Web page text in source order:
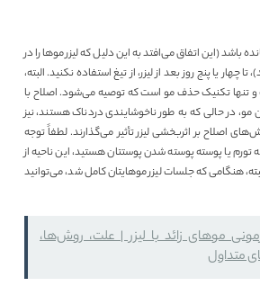
باشد (این اتفاق می‌افتد به این دلیل که لیزر موها را در
یا پنج روز بعد از لیزر، از تیغ استفاده نکنید. البته،
تنها تکنیک حذف مو است که توصیه می‌شود. اصلاح با
مو، در حالی که به طور ناخوشایندی دردناک هستند، نیز
اصلاح بر اثربخشی لیزر تأثیر می‌گذارند. لطفاً توجه
تورم یا پوسته پوسته شدن پوستتان هستید، این ناحیه از
هنگامی که جلسات لیزر موهایتان کامل شد، می‌توانید
موهای زائد با لیزر | علت، روش‌ها،
متداول